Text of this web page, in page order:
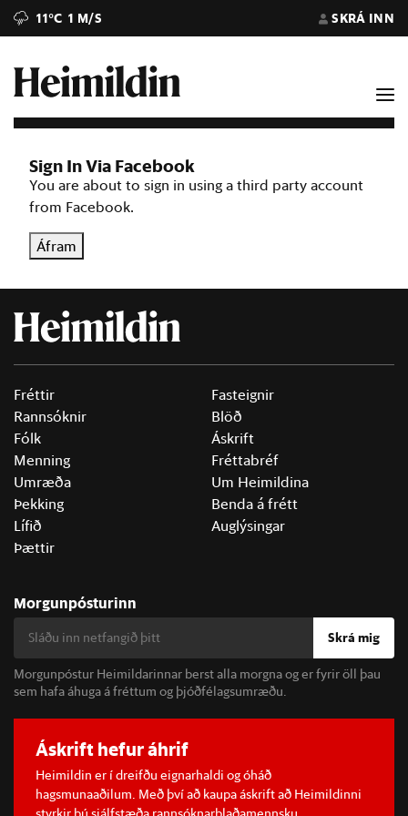
11°C 1 M/S SKRÁ INN
Sign In Via Facebook
You are about to sign in using a third party account
from Facebook.
Áfram
Fréttir
Rannsóknir
Fólk
Menning
Umræða
Þekking
Lífið
Þættir
Fasteignir
Blöð
Áskrift
Fréttabréf
Um Heimildina
Benda á frétt
Auglýsingar
Morgunpósturinn
Skrá mig
Morgunpóstur Heimildarinnar berst alla morgna og er fyrir öll þau
sem hafa áhuga á fréttum og þjóðfélagsumræðu.
Áskrift hefur áhrif
Heimildin er í dreifðu eignarhaldi og óháð
hagsmunaaðilum. Með því að kaupa áskrift að Heimildinni